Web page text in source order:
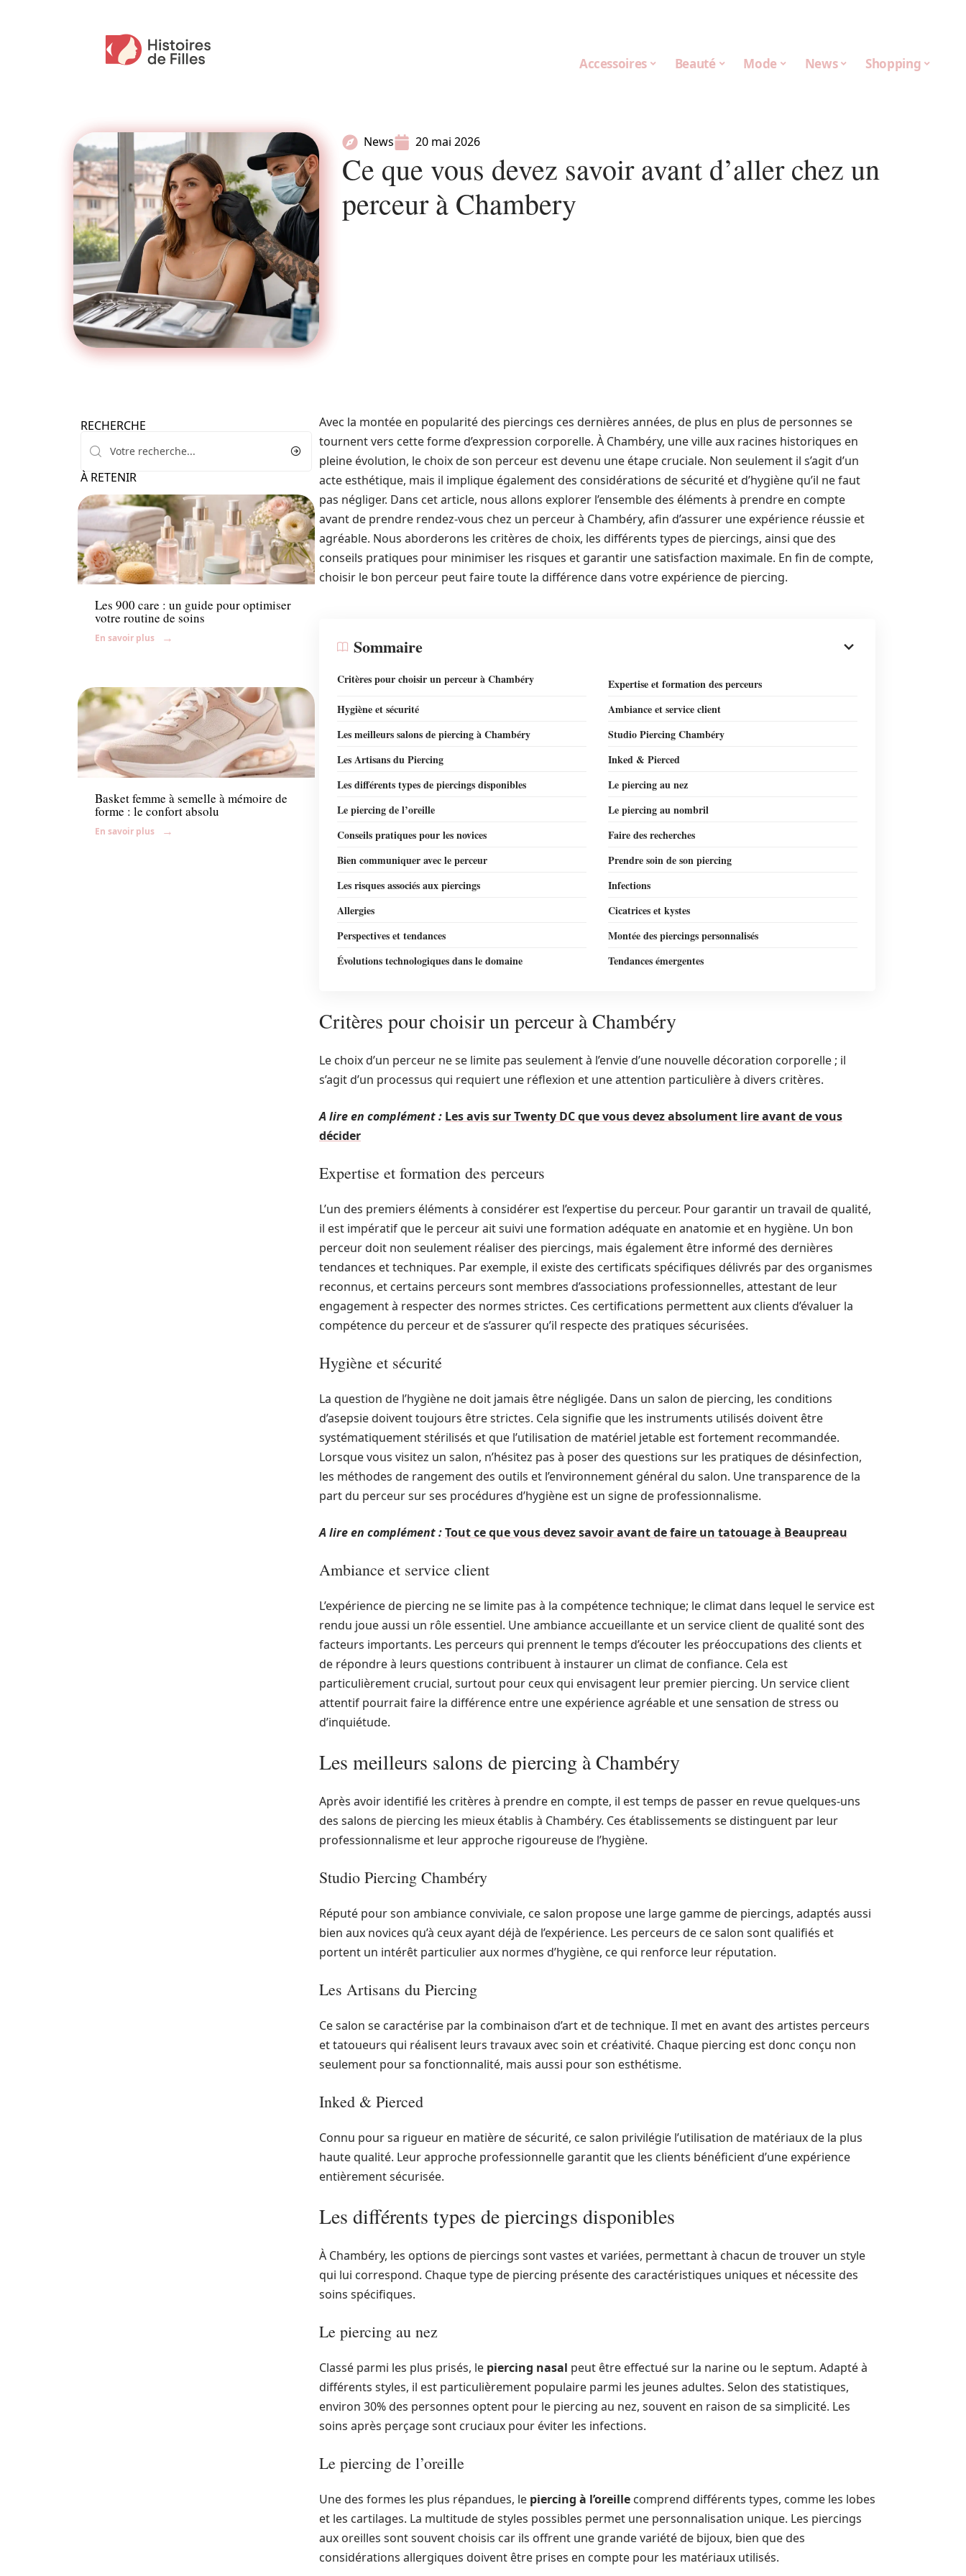
Accessoires Beauté Mode News Shopping
News 20 mai 2026
Ce que vous devez savoir avant d’aller chez un
perceur à Chambery
RECHERCHE
À RETENIR
Beauté
Les 900 care : un guide pour optimiser
votre routine de soins
En savoir plus
Accessoires
Basket femme à semelle à mémoire de
forme : le confort absolu
En savoir plus
Avec la montée en popularité des piercings ces dernières années, de plus en plus de personnes se
tournent vers cette forme d’expression corporelle. À Chambéry, une ville aux racines historiques en
pleine évolution, le choix de son perceur est devenu une étape cruciale. Non seulement il s’agit d’un
acte esthétique, mais il implique également des considérations de sécurité et d’hygiène qu’il ne faut
pas négliger. Dans cet article, nous allons explorer l’ensemble des éléments à prendre en compte
avant de prendre rendez-vous chez un perceur à Chambéry, afin d’assurer une expérience réussie et
agréable. Nous aborderons les critères de choix, les différents types de piercings, ainsi que des
conseils pratiques pour minimiser les risques et garantir une satisfaction maximale. En fin de compte,
choisir le bon perceur peut faire toute la différence dans votre expérience de piercing.
Sommaire
Critères pour choisir un perceur à Chambéry
Expertise et formation des perceurs
Hygiène et sécurité
Ambiance et service client
Les meilleurs salons de piercing à Chambéry
Studio Piercing Chambéry
Les Artisans du Piercing
Inked & Pierced
Les différents types de piercings disponibles
Le piercing au nez
Le piercing de l’oreille
Le piercing au nombril
Conseils pratiques pour les novices
Faire des recherches
Bien communiquer avec le perceur
Prendre soin de son piercing
Les risques associés aux piercings
Infections
Allergies
Cicatrices et kystes
Perspectives et tendances
Montée des piercings personnalisés
Évolutions technologiques dans le domaine
Tendances émergentes
Critères pour choisir un perceur à Chambéry
Le choix d’un perceur ne se limite pas seulement à l’envie d’une nouvelle décoration corporelle ; il
s’agit d’un processus qui requiert une réflexion et une attention particulière à divers critères.
A lire en complément : Les avis sur Twenty DC que vous devez absolument lire avant de vous
décider
Expertise et formation des perceurs
L’un des premiers éléments à considérer est l’expertise du perceur. Pour garantir un travail de qualité,
il est impératif que le perceur ait suivi une formation adéquate en anatomie et en hygiène. Un bon
perceur doit non seulement réaliser des piercings, mais également être informé des dernières
tendances et techniques. Par exemple, il existe des certificats spécifiques délivrés par des organismes
reconnus, et certains perceurs sont membres d’associations professionnelles, attestant de leur
engagement à respecter des normes strictes. Ces certifications permettent aux clients d’évaluer la
compétence du perceur et de s’assurer qu’il respecte des pratiques sécurisées.
Hygiène et sécurité
La question de l’hygiène ne doit jamais être négligée. Dans un salon de piercing, les conditions
d’asepsie doivent toujours être strictes. Cela signifie que les instruments utilisés doivent être
systématiquement stérilisés et que l’utilisation de matériel jetable est fortement recommandée.
Lorsque vous visitez un salon, n’hésitez pas à poser des questions sur les pratiques de désinfection,
les méthodes de rangement des outils et l’environnement général du salon. Une transparence de la
part du perceur sur ses procédures d’hygiène est un signe de professionnalisme.
A lire en complément :Tout ce que vous devez savoir avant de faire un tatouage à Beaupreau
Ambiance et service client
L’expérience de piercing ne se limite pas à la compétence technique; le climat dans lequel le service est
rendu joue aussi un rôle essentiel. Une ambiance accueillante et un service client de qualité sont des
facteurs importants. Les perceurs qui prennent le temps d’écouter les préoccupations des clients et
de répondre à leurs questions contribuent à instaurer un climat de confiance. Cela est
particulièrement crucial, surtout pour ceux qui envisagent leur premier piercing. Un service client
attentif pourrait faire la différence entre une expérience agréable et une sensation de stress ou
d’inquiétude.
Les meilleurs salons de piercing à Chambéry
Après avoir identifié les critères à prendre en compte, il est temps de passer en revue quelques-uns
des salons de piercing les mieux établis à Chambéry. Ces établissements se distinguent par leur
professionnalisme et leur approche rigoureuse de l’hygiène.
Studio Piercing Chambéry
Réputé pour son ambiance conviviale, ce salon propose une large gamme de piercings, adaptés aussi
bien aux novices qu’à ceux ayant déjà de l’expérience. Les perceurs de ce salon sont qualifiés et
portent un intérêt particulier aux normes d’hygiène, ce qui renforce leur réputation.
Les Artisans du Piercing
Ce salon se caractérise par la combinaison d’art et de technique. Il met en avant des artistes perceurs
et tatoueurs qui réalisent leurs travaux avec soin et créativité. Chaque piercing est donc conçu non
seulement pour sa fonctionnalité, mais aussi pour son esthétisme.
Inked & Pierced
Connu pour sa rigueur en matière de sécurité, ce salon privilégie l’utilisation de matériaux de la plus
haute qualité. Leur approche professionnelle garantit que les clients bénéficient d’une expérience
entièrement sécurisée.
Les différents types de piercings disponibles
À Chambéry, les options de piercings sont vastes et variées, permettant à chacun de trouver un style
qui lui correspond. Chaque type de piercing présente des caractéristiques uniques et nécessite des
soins spécifiques.
Le piercing au nez
Classé parmi les plus prisés, le piercing nasal peut être effectué sur la narine ou le septum. Adapté à
différents styles, il est particulièrement populaire parmi les jeunes adultes. Selon des statistiques,
environ 30% des personnes optent pour le piercing au nez, souvent en raison de sa simplicité. Les
soins après perçage sont cruciaux pour éviter les infections.
Le piercing de l’oreille
Une des formes les plus répandues, le piercing à l’oreille comprend différents types, comme les lobes
et les cartilages. La multitude de styles possibles permet une personnalisation unique. Les piercings
aux oreilles sont souvent choisis car ils offrent une grande variété de bijoux, bien que des
considérations allergiques doivent être prises en compte pour les matériaux utilisés.